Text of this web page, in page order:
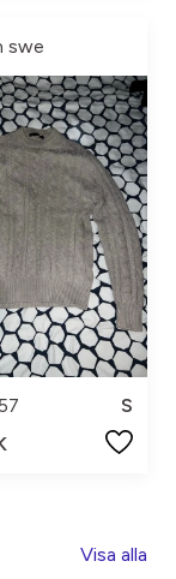
swe
S
Visa alla